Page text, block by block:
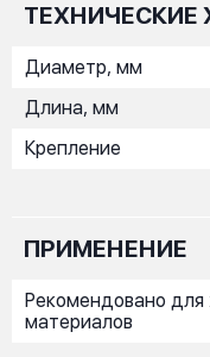
ТЕХНИЧЕСКИЕ
Диаметр, мм
Длина, мм
Крепление
ПРИМЕНЕНИЕ
Рекомендовано для
материалов